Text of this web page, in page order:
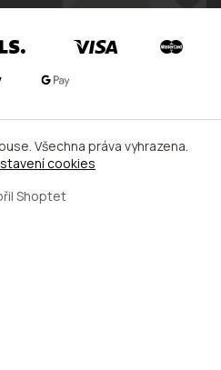
Shoptet
. Všechna práva vyhrazena.
cookies